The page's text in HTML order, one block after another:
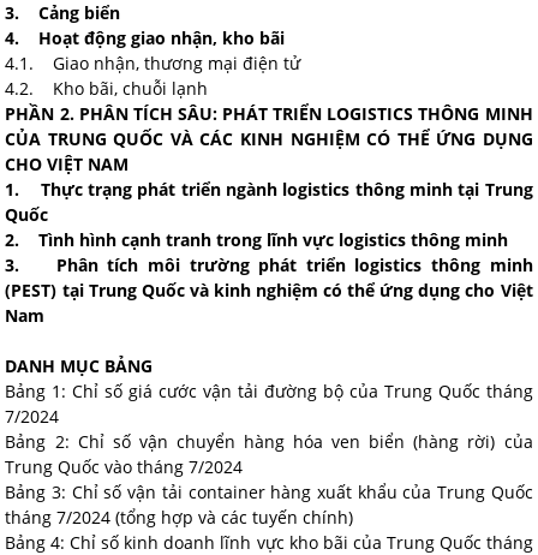
3. Cảng biển
4. Hoạt động giao nhận, kho bãi
4.1. Giao nhận, thương mại điện tử
4.2. Kho bãi, chuỗi lạnh
PHẦN 2. PHÂN TÍCH SÂU: PHÁT TRIỂN LOGISTICS THÔNG MINH
CỦA TRUNG QUỐC VÀ CÁC KINH NGHIỆM CÓ THỂ ỨNG DỤNG
CHO VIỆT NAM
1. Thực trạng phát triển ngành logistics thông minh tại Trung
Quốc
2. Tình hình cạnh tranh trong lĩnh vực logistics thông minh
3. Phân tích môi trường phát triển logistics thông minh
(PEST) tại Trung Quốc và kinh nghiệm có thể ứng dụng cho Việt
Nam
DANH MỤC BẢNG
Bảng 1: Chỉ số giá cước vận tải đường bộ của Trung Quốc tháng
7/2024
Bảng 2: Chỉ số vận chuyển hàng hóa ven biển (hàng rời) của
Trung Quốc vào tháng 7/2024
Bảng 3: Chỉ số vận tải container hàng xuất khẩu của Trung Quốc
tháng 7/2024 (tổng hợp và các tuyến chính)
Bảng 4: Chỉ số kinh doanh lĩnh vực kho bãi của Trung Quốc tháng